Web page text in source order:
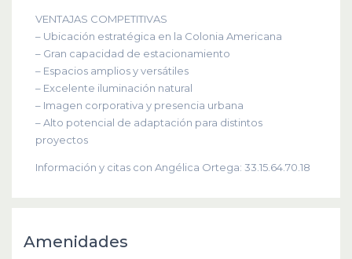
VENTAJAS COMPETITIVAS
– Ubicación estratégica en la Colonia Americana
– Gran capacidad de estacionamiento
– Espacios amplios y versátiles
– Excelente iluminación natural
– Imagen corporativa y presencia urbana
– Alto potencial de adaptación para distintos
proyectos
Información y citas con Angélica Ortega: 33.15.64.70.18
Amenidades